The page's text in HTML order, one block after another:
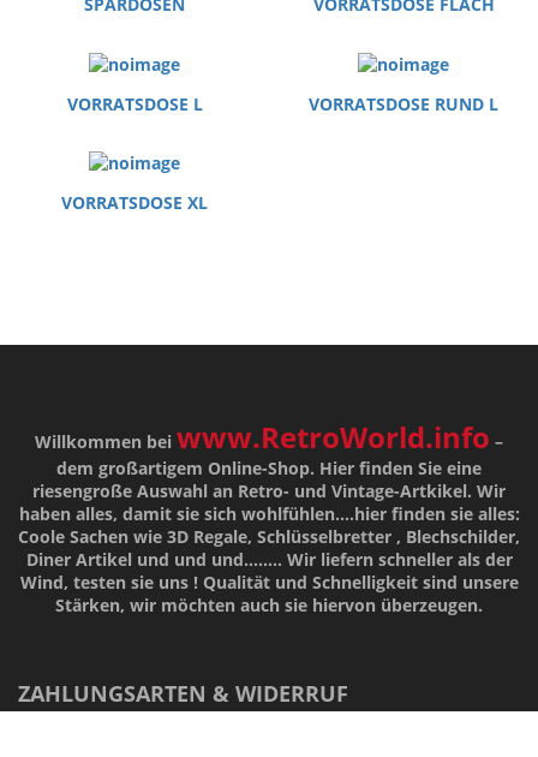
VORRATSDOSE L VORRATSDOSE RUND L
VORRATSDOSE XL
Willkommen bei www.RetroWorld.info –
dem großartigem Online-Shop. Hier finden Sie eine
riesengroße Auswahl an Retro- und Vintage-Artkikel. Wir
haben alles, damit sie sich wohlfühlen....hier finden sie alles:
Coole Sachen wie 3D Regale, Schlüsselbretter , Blechschilder,
Diner Artikel und und und........ Wir liefern schneller als der
Wind, testen sie uns ! Qualitätund Schnelligkeitsind unsere
Stärken, wir möchten auch sie hiervon überzeugen.
ZAHLUNGSARTEN & WIDERRUF